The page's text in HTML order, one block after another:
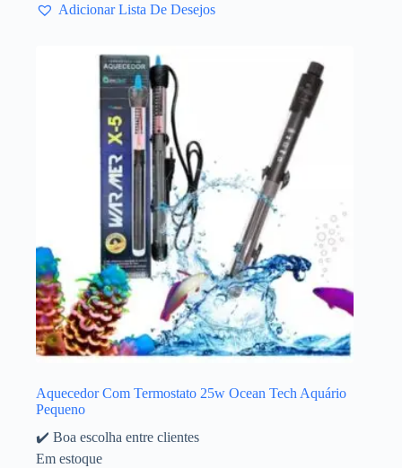
Adicionar Lista De Desejos
Aquecedor Com Termostato 25w Ocean Tech Aquário
Pequeno
✔️ Boa escolha entre clientes
Em estoque